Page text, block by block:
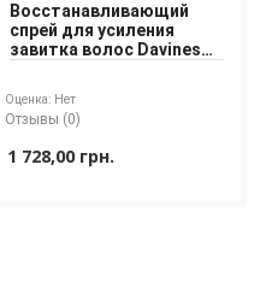
Восстанавливающий
спрей для усиления
завитка волос Davines
Оценка: Нет
Отзывы (0)
1 728,00 грн.